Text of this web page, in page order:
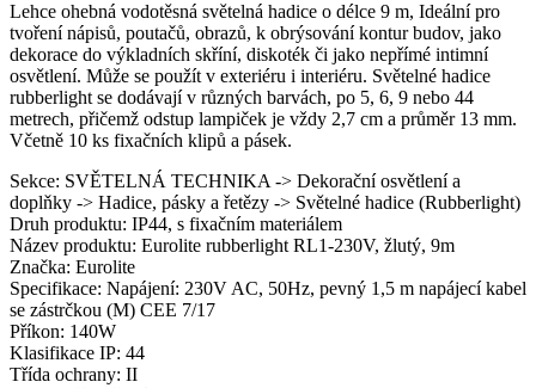
Lehce ohebná vodotěsná světelná hadice o délce 9 m, Ideální pro
tvoření nápisů, poutačů, obrazů, k obrýsování kontur budov, jako
dekorace do výkladních skříní, diskoték či jako nepřímé intimní
osvětlení. Může se použít v exteriéru i interiéru. Světelné hadice
rubberlight se dodávají v různých barvách, po 5, 6, 9 nebo 44
metrech, přičemž odstup lampiček je vždy 2,7 cm a průměr 13 mm.
Včetně 10 ks fixačních klipů a pásek.
Sekce: SVĚTELNÁ TECHNIKA -> Dekorační osvětlení a
doplňky -> Hadice, pásky a řetězy -> Světelné hadice (Rubberlight)
Druh produktu: IP44, s fixačním materiálem
Název produktu: Eurolite rubberlight RL1-230V, žlutý, 9m
Značka: Eurolite
Specifikace: Napájení: 230V AC, 50Hz, pevný 1,5 m napájecí kabel
se zástrčkou (M) CEE 7/17
Příkon: 140W
Klasifikace IP: 44
Třída ochrany: II